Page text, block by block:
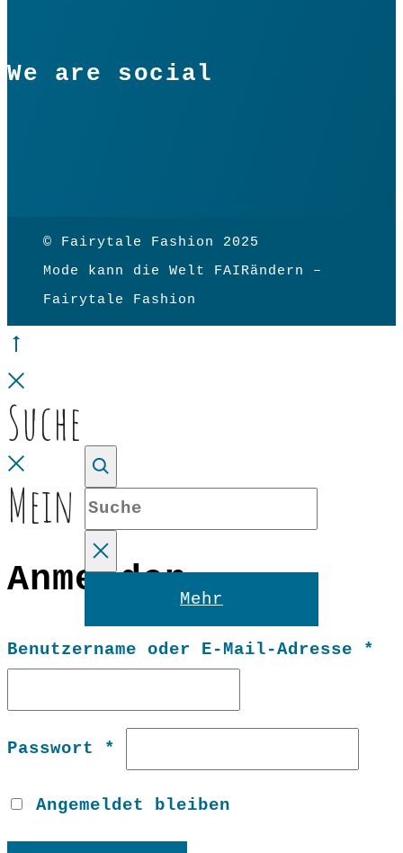
We are social
© Fairytale Fashion 2025
Mode kann die Welt FAIRändern –
Fairytale Fashion
top
Suche
Suche
Mehr
Mein Konto
Anmelden
Benutzername oder E-Mail-Adresse *
Passwort *
Angemeldet bleiben